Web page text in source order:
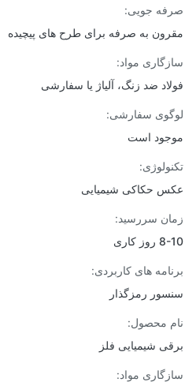
جویی:
به صرفه برای طرح های پیچیده
مواد:
ضد زنگ، آلیاژ یا سفارشی
سفارشی:
است
حکاکی شیمیایی
سررسید:
های کاربردی:
رمزگذار
محصول:
شیمیایی فلز
مواد: